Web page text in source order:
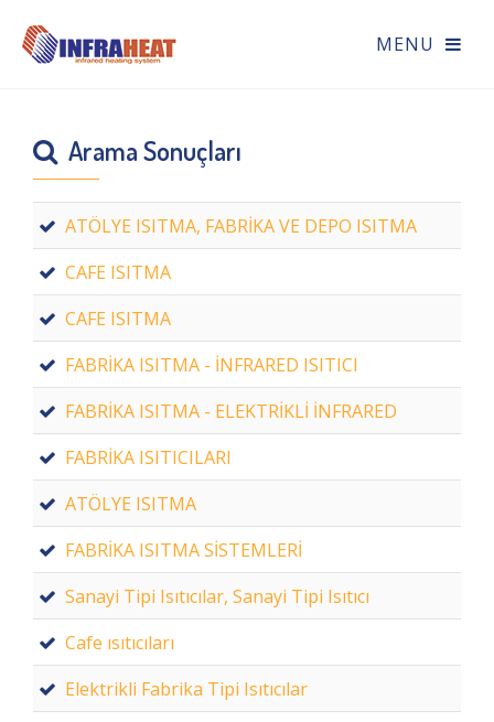
Arama Sonuçları
ATÖLYE ISITMA, FABRİKA VE DEPO ISITMA
CAFE ISITMA
CAFE ISITMA
FABRİKA ISITMA - İNFRARED ISITICI
FABRİKA ISITMA - ELEKTRİKLİ İNFRARED
FABRİKA ISITICILARI
ATÖLYE ISITMA
FABRİKA ISITMA SİSTEMLERİ
Sanayi Tipi Isıtıcılar, Sanayi Tipi Isıtıcı
Cafe ısıtıcıları
Elektrikli Fabrika Tipi Isıtıcılar